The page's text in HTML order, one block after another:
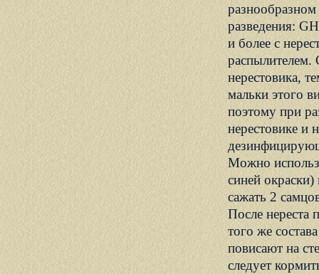
разведения:
и более с
нерестовика,
мальки этого
поэтому при
нерестовике и
Можно
синей
сажать 2
После нереста
того же
повисают на
следует